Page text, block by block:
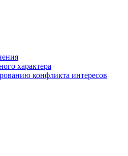
характера
конфликта интересов